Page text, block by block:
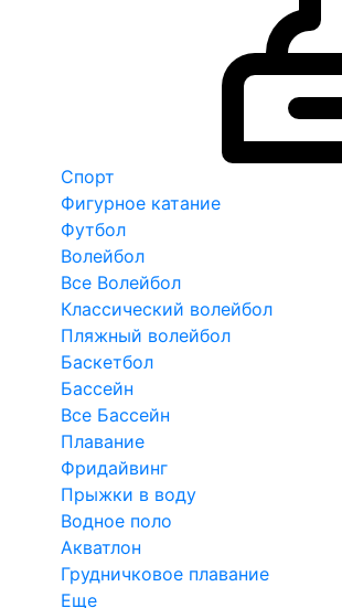
Спорт
Фигурное катание
Футбол
Волейбол
Все Волейбол
Классический волейбол
Пляжный волейбол
Баскетбол
Бассейн
Все Бассейн
Плавание
Фридайвинг
Прыжки в воду
Водное поло
Акватлон
Грудничковое плавание
Еще